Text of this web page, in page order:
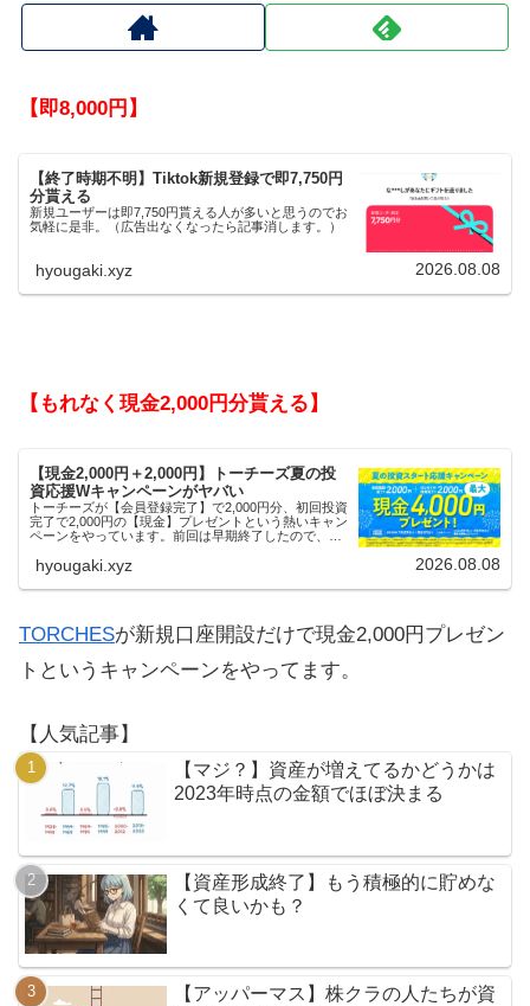
【即8,000円】
【終了時期不明】Tiktok新規登録で即7,750円
分貰える
新規ユーザーは即7,750円貰える人が多いと思うのでお
気軽に是非。（広告出なくなったら記事消します。）
hyougaki.xyz 2026.08.08
【もれなく現金2,000円分貰える】
【現金2,000円＋2,000円】トーチーズ夏の投
資応援Wキャンペーンがヤバい
トーチーズが【会員登録完了】で2,000円分、初回投資
完了で2,000円の【現金】プレゼントという熱いキャン
ペーンをやっています。前回は早期終了したので、使
hyougaki.xyz 2026.08.08
TORCHESが新規口座開設だけで現金2,000円プレゼン
トというキャンペーンをやってます。
【人気記事】
【マジ？】資産が増えてるかどうかは
2023年時点の金額でほぼ決まる
【資産形成終了】もう積極的に貯めな
くて良いかも？
【アッパーマス】株クラの人たちが資